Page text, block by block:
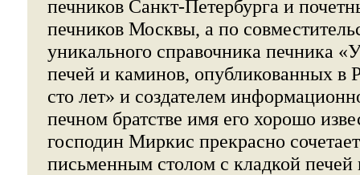
печников Санкт-Петербурга и
печников Москвы, а по
уникального справочника печника
печей и каминов, опубликованных в
сто лет» и создателем
печном братстве имя его хорошо
господин Миркис прекрасно
письменным столом с кладкой печей